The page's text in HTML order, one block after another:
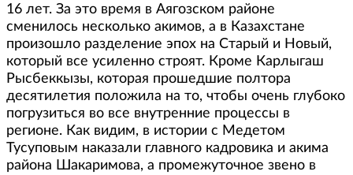
16 лет. За это время в Аягозском районе
сменилось несколько акимов, а в Казахстане
произошло разделение эпох на Старый и Новый,
который все усиленно строят. Кроме Карлыгаш
Рысбеккызы, которая прошедшие полтора
десятилетия положила на то, чтобы очень глубоко
погрузиться во все внутренние процессы в
регионе. Как видим, в истории с Медетом
Тусуповым наказали главного кадровика и акима
района Шакаримова, а промежуточное звено в